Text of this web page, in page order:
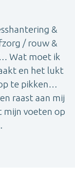
&
/ rouw &
Wat moet ik
en het lukt
te pikken…
raast aan mij
voeten op